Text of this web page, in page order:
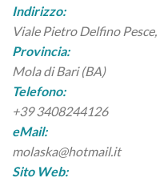
Indirizzo:
Viale Pietro Delfino Pesce,
Provincia:
Mola di Bari (BA)
Telefono:
+39 3408244126
eMail:
molaska@hotmail.it
Sito Web: